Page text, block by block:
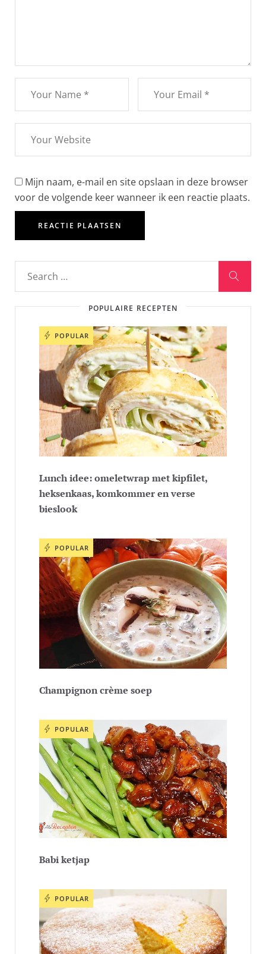
Mijn naam, e-mail en site opslaan in deze browser
voor de volgende keer wanneer ik een reactie plaats.
POPULAIRE RECEPTEN
POPULAR
Lunch idee: omeletwrap met kipfilet,
heksenkaas, komkommer en verse
bieslook
POPULAR
Champignon crème soep
POPULAR
Babi ketjap
POPULAR